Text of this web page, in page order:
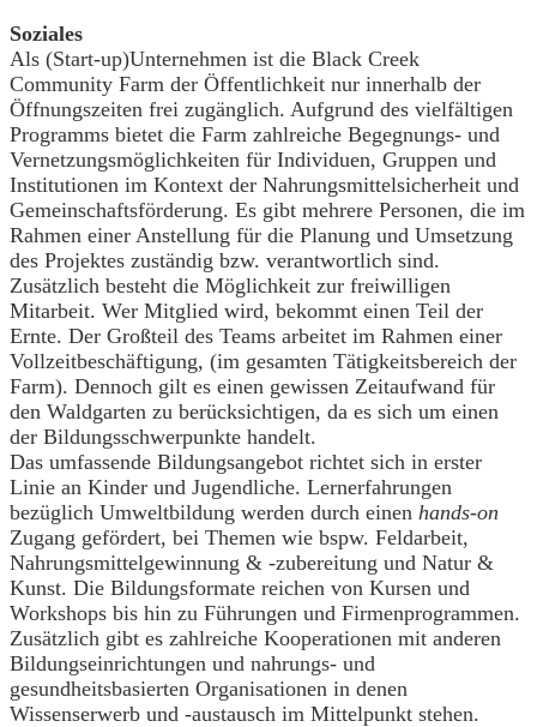
Soziales
Als (Start-up)Unternehmen ist die Black Creek
Community Farm der Öffentlichkeit nur innerhalb der
Öffnungszeiten frei zugänglich. Aufgrund des vielfältigen
Programms bietet die Farm zahlreiche Begegnungs- und
Vernetzungsmöglichkeiten für Individuen, Gruppen und
Institutionen im Kontext der Nahrungsmittelsicherheit und
Gemeinschaftsförderung. Es gibt mehrere Personen, die im
Rahmen einer Anstellung für die Planung und Umsetzung
des Projektes zuständig bzw. verantwortlich sind.
Zusätzlich besteht die Möglichkeit zur freiwilligen
Mitarbeit. Wer Mitglied wird, bekommt einen Teil der
Ernte. Der Großteil des Teams arbeitet im Rahmen einer
Vollzeitbeschäftigung, (im gesamten Tätigkeitsbereich der
Farm). Dennoch gilt es einen gewissen Zeitaufwand für
den Waldgarten zu berücksichtigen, da es sich um einen
der Bildungsschwerpunkte handelt.
Das umfassende Bildungsangebot richtet sich in erster
Linie an Kinder und Jugendliche. Lernerfahrungen
bezüglich Umweltbildung werden durch einen hands-on
Zugang gefördert, bei Themen wie bspw. Feldarbeit,
Nahrungsmittelgewinnung & -zubereitung und Natur &
Kunst. Die Bildungsformate reichen von Kursen und
Workshops bis hin zu Führungen und Firmenprogrammen.
Zusätzlich gibt es zahlreiche Kooperationen mit anderen
Bildungseinrichtungen und nahrungs- und
gesundheitsbasierten Organisationen in denen
Wissenserwerb und -austausch im Mittelpunkt stehen.